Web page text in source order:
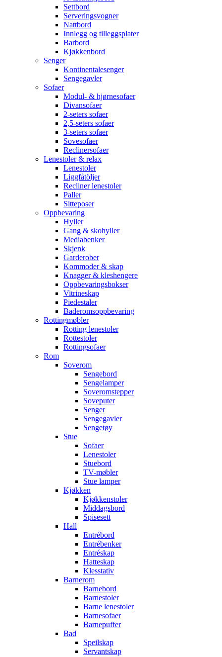
Settbord
Serveringsvogner
Nattbord
Innlegg og tilleggsplater
Barbord
Kjøkkenbord
Senger
Kontinentalesenger
Sengegavler
Sofaer
Modul- & hjørnesofaer
Divansofaer
2-seters sofaer
2,5-seters sofaer
3-seters sofaer
Sovesofaer
Reclinersofaer
Lenestoler & relax
Lenestoler
Liggfåtöljer
Recliner lenestoler
Paller
Sitteposer
Oppbevaring
Hyller
Gang & skohyller
Mediabenker
Skjenk
Garderober
Kommoder & skap
Knagger & kleshengere
Oppbevaringsbokser
Vitrineskap
Piedestaler
Baderomsoppbevaring
Rottingmøbler
Rotting lenestoler
Rottestoler
Rottingsofaer
Rom
Soverom
Sengebord
Sengelamper
Soveromstepper
Soveputer
Senger
Sengegavler
Sengetøy
Stue
Sofaer
Lenestoler
Stuebord
TV-møbler
Stue lamper
Kjøkken
Kjøkkenstoler
Middagsbord
Spisesett
Hall
Entrébord
Entrébenker
Entréskap
Hatteskap
Klesstativ
Barnerom
Barnebord
Barnestoler
Barne lenestoler
Barnesofaer
Barnepuffer
Bad
Speilskap
Servantskap